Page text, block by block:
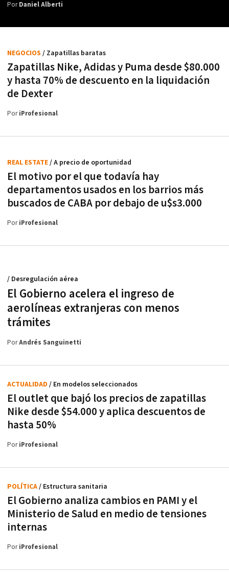
PorDaniel Alberti
Zapatillas Nike, Adidas y Puma desde $80.000
y hasta 70% de descuento en la liquidación
de Dexter
NEGOCIOS / Zapatillas baratas
PoriProfesional
El motivo por el que todavía hay
departamentos usados en los barrios más
buscados de CABA por debajo de u$s3.000
REAL ESTATE/ A precio de oportunidad
PoriProfesional
El Gobierno acelera el ingreso de
aerolíneas extranjeras con menos
trámites
/ Desregulación aérea
PorAndrés Sanguinetti
El outlet que bajó los precios de zapatillas
Nike desde $54.000 y aplica descuentos de
hasta 50%
ACTUALIDAD / En modelos seleccionados
PoriProfesional
El Gobierno analiza cambios en PAMI y el
Ministerio de Salud en medio de tensiones
internas
POLÍTICA/ Estructura sanitaria
PoriProfesional